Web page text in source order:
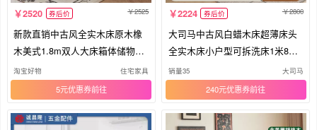
2520 券后价 2525
新款直销中古风全实木床原木橡
木美式1.8m双人大床箱体储物收
纳气
淘宝好物 住宅家具
5元优惠券
2224 券后价 2800
大司马中古风白蜡木床超薄床头
全实木床小户型可拆洗床1米8双
人床
销量35 大司马
240元优惠券